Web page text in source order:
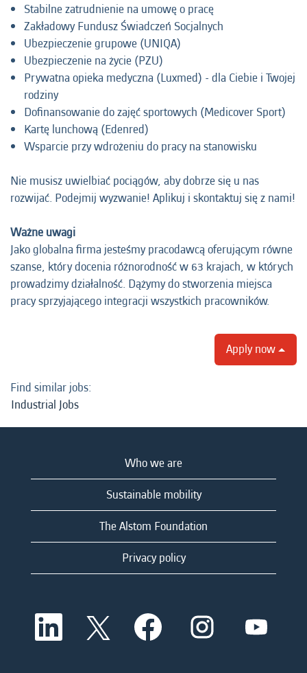
Stabilne zatrudnienie na umowę o pracę
Zakładowy Fundusz Świadczeń Socjalnych
Ubezpieczenie grupowe (UNIQA)
Ubezpieczenie na życie (PZU)
Prywatna opieka medyczna (Luxmed) - dla Ciebie i Twojej
rodziny
Dofinansowanie do zajęć sportowych (Medicover Sport)
Kartę lunchową (Edenred)
Wsparcie przy wdrożeniu do pracy na stanowisku
Nie musisz uwielbiać pociągów, aby dobrze się u nas
rozwijać. Podejmij wyzwanie! Aplikuj i skontaktuj się z nami!
Ważne uwagi
Jako globalna firma jesteśmy pracodawcą oferującym równe
szanse, który docenia różnorodność w 63 krajach, w których
prowadzimy działalność. Dążymy do stworzenia miejsca
pracy sprzyjającego integracji wszystkich pracowników.
Apply now
Find similar jobs:
Industrial Jobs
Who we are
Sustainable mobility
The Alstom Foundation
Privacy policy
O
e
O
p
e
O
p
e
O
p
O